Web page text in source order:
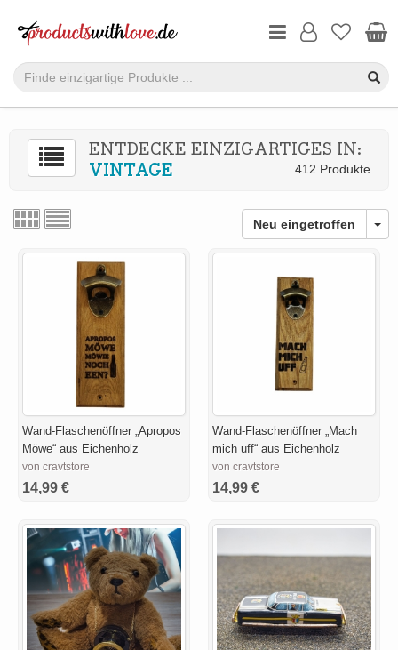
ENTDECKE EINZIGARTIGES IN:
VINTAGE
412 Produkte
Neu eingetroffen
Wand-Flaschenöffner „Apropos
Möwe“ aus Eichenholz
von cravtstore
14,99 €
Wand-Flaschenöffner „Mach
mich uff“ aus Eichenholz
von cravtstore
14,99 €